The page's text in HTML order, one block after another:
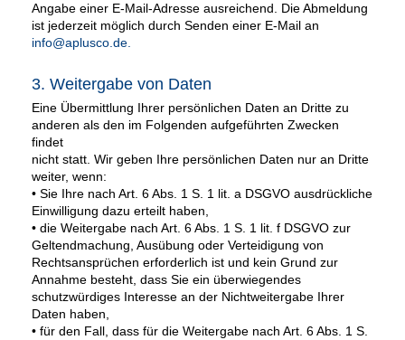
Angabe einer E-Mail-Adresse ausreichend. Die Abmeldung
ist jederzeit möglich durch Senden einer E-Mail an
info@aplusco.de
3. Weitergabe von Daten
Eine Übermittlung Ihrer persönlichen Daten an Dritte zu
anderen als den im Folgenden aufgeführten Zwecken
findet
nicht statt. Wir geben Ihre persönlichen Daten nur an Dritte
weiter, wenn:
• Sie Ihre nach Art. 6 Abs. 1 S. 1 lit. a DSGVO ausdrückliche
Einwilligung dazu erteilt haben,
• die Weitergabe nach Art. 6 Abs. 1 S. 1 lit. f DSGVO zur
Geltendmachung, Ausübung oder Verteidigung von
Rechtsansprüchen erforderlich ist und kein Grund zur
Annahme besteht, dass Sie ein überwiegendes
schutzwürdiges Interesse an der Nichtweitergabe Ihrer
Daten haben,
• für den Fall, dass für die Weitergabe nach Art. 6 Abs. 1 S.